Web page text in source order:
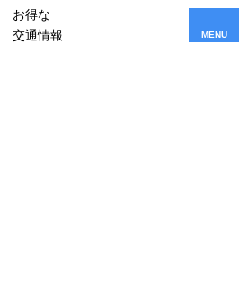
お得な
交通情報
MENU